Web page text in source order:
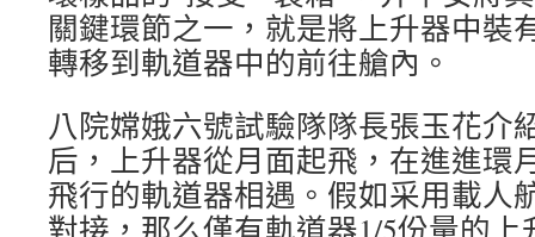
關鍵環節之一，就是將上升器中裝
轉移到軌道器中的前往艙內。
八院嫦娥六號試驗隊隊長張玉花介
后，上升器從月面起飛，在進進環
飛行的軌道器相遇。假如采用載人
對接，那么僅有軌道器1/5份量的